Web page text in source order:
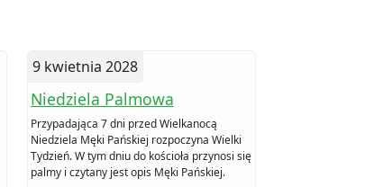
9 kwietnia 2028
Niedziela Palmowa
Przypadająca 7 dni przed Wielkanocą
Niedziela Męki Pańskiej rozpoczyna Wielki
Tydzień. W tym dniu do kościoła przynosi się
palmy i czytany jest opis Męki Pańskiej.